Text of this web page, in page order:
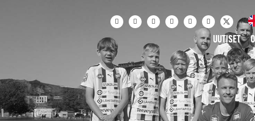
UUTISET